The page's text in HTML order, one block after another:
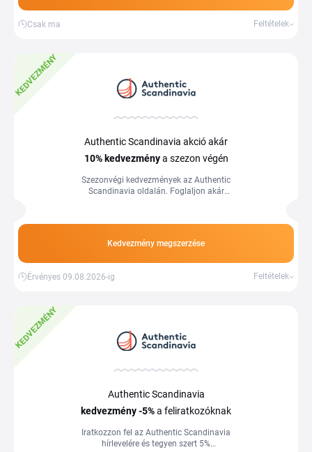
Csak ma Feltételek
KEDVEZMÉNY
Authentic Scandinavia akció akár
10% kedvezménya szezon végén
Szezonvégi kedvezmények az Authentic
Scandinavia oldalán. Foglaljon akár
Kedvezmény megszerzése
Érvényes 09.08.2026-ig Feltételek
KEDVEZMÉNY
Authentic Scandinavia
kedvezmény-5%a feliratkozóknak
Iratkozzon fel az Authentic Scandinavia
hírlevelére és tegyen szert 5%